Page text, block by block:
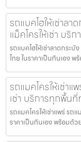
รถแบคโฮให้เช่าล
แม็คโครให้เช่า บริ
รถแบคโฮให้เช่าลาดกระบั
ไทย ในราคาเป็นกันเอง
รถแมคโครให้เช่า
เช่า บริการทุกพื้น
รถแมคโครให้เช่าแพร่ รถ
ราคาเป็นกันเอง พร้อมด้